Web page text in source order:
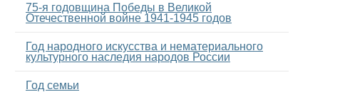
75-я годовщина Победы в Великой
Отечественной войне 1941-1945 годов
Год народного искусства и нематериального
культурного наследия народов России
Год семьи